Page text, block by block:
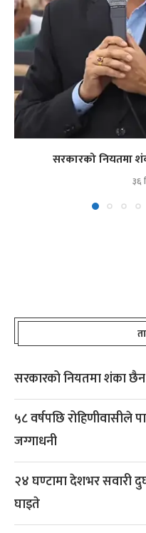
सरकारको नियतमा
३६
सरकारको नियतमा शंका
५८ वर्षपछि रोहिणीवासीले
जग्गाधनी
२४ घण्टामा देशभर सवारी
घाइते